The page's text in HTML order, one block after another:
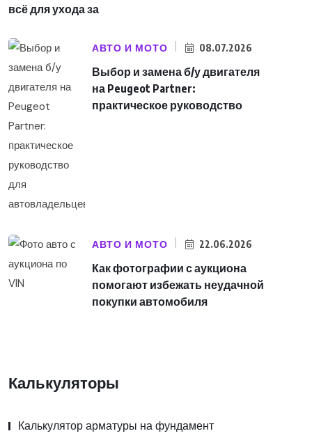
всё для ухода за
АВТО И МОТО 08.07.2026
Выбор и замена б/у двигателя
на Peugeot Partner:
практическое руководство
АВТО И МОТО 22.06.2026
Как фотографии с аукциона
помогают избежать неудачной
покупки автомобиля
Калькуляторы
Калькулятор арматуры на фундамент